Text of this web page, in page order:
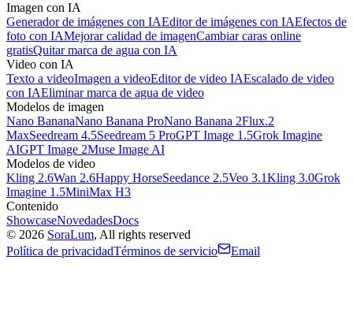
Imagen con IA
Generador de imágenes con IAEditor de imágenes con IAEfectos de
foto con IAMejorar calidad de imagenCambiar caras online
gratisQuitar marca de agua con IA
Video con IA
Texto a videoImagen a videoEditor de video IAEscalado de video
con IAEliminar marca de agua de video
Modelos de imagen
Nano BananaNano Banana ProNano Banana 2Flux.2
MaxSeedream 4.5Seedream 5 ProGPT Image 1.5Grok Imagine
AIGPT Image 2Muse Image AI
Modelos de video
Kling 2.6Wan 2.6Happy HorseSeedance 2.5Veo 3.1Kling 3.0Grok
Imagine 1.5MiniMax H3
Contenido
ShowcaseNovedadesDocs
© 2026 SoraLum, All rights reserved
Política de privacidadTérminos de servicio Email